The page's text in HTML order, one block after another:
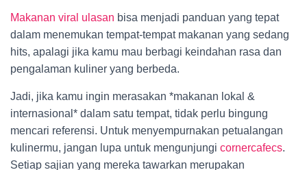
Makanan viral ulasan bisa menjadi panduan yang tepat
dalam menemukan tempat-tempat makanan yang sedang
hits, apalagi jika kamu mau berbagi keindahan rasa dan
pengalaman kuliner yang berbeda.
Jadi, jika kamu ingin merasakan *makanan lokal &
internasional* dalam satu tempat, tidak perlu bingung
mencari referensi. Untuk menyempurnakan petualangan
kulinermu, jangan lupa untuk mengunjungi cornercafecs.
Setiap sajian yang mereka tawarkan merupakan